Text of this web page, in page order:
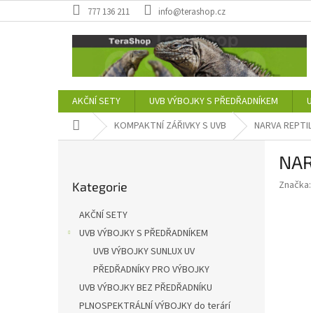
na
777 136 211 info@terashop.cz
AKČNÍ SETY UVB VÝBOJKY S PŘEDŘADNÍKEM
Domů KOMPAKTNÍ ZÁŘIVKY S UVB NARVA
kategorie
Kategorie
AKČNÍ SETY
UVB VÝBOJKY S PŘEDŘADNÍKEM
UVB VÝBOJKY SUNLUX UV
PŘEDŘADNÍKY PRO VÝBOJKY
UVB VÝBOJKY BEZ PŘEDŘADNÍKU
PLNOSPEKTRÁLNÍ VÝBOJKY do terárí
Značka: